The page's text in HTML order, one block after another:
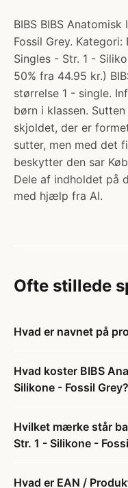
BIBS BIBS
Fossil Grey.
Singles - Str. 1 -
50% fra 44.95 kr.)
størrelse 1 - single.
børn i klassen.
skjoldet, der er
sutter, men med det
beskytter den sar
Dele af indholdet på
med hjælp fra AI.
Ofte stillede
Hvad er navnet på
Hvad koster BIBS
Silikone - Fossil Grey?
Hvilket mærke står
Str. 1 - Silikone -
Hvad er EAN /